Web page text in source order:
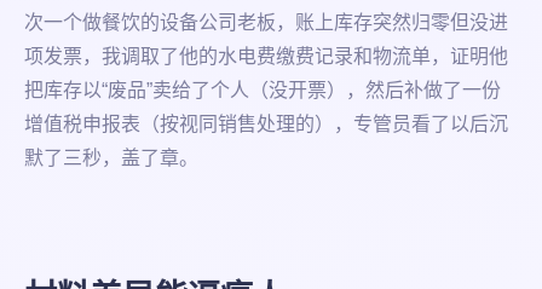
次一个做餐饮的设备公司老板，账上库存突然归零但没进
项发票，我调取了他的水电费缴费记录和物流单，证明他
把库存以“废品”卖给了个人（没开票），然后补做了一份
增值税申报表（按视同销售处理的），专管员看了以后沉
默了三秒，盖了章。